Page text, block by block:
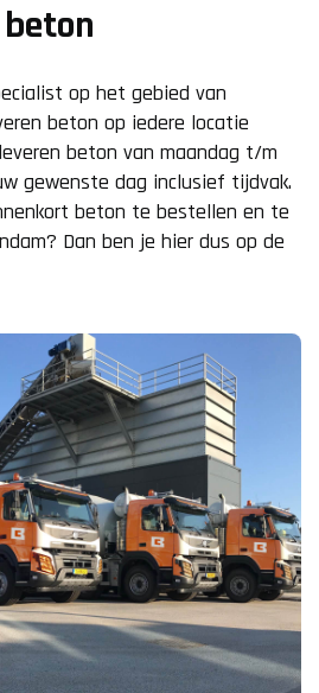
op het gebied van
beton op iedere locatie
beton van maandag t/m
gewenste dag inclusief tijdvak.
beton te bestellen en te
Dan ben je hier dus op de